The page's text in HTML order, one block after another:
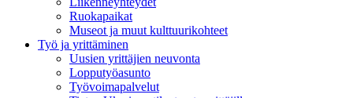
Ruokapaikat
Museot ja muut kulttuurikohteet
Työ ja yrittä­minen
Uusien yrittäjien neuvonta
Lopputyöasunto
Työvoimapalvelut